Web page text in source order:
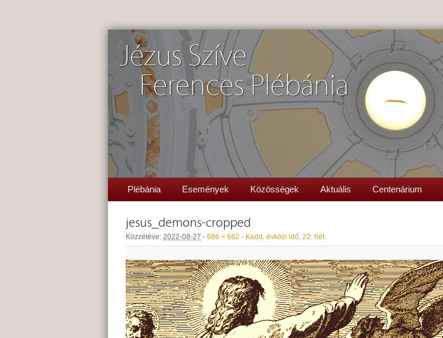
Jézus Szíve
Ferences Plébánia
Plébánia Események Közösségek Aktuális Centenárium
jesus_demons-cropped
Közzétéve: 2022-08-27 - 686 × 662 - Kedd, évközi idő, 22. hét